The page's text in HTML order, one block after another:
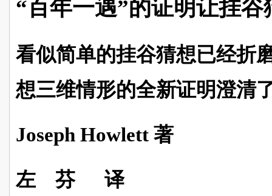
“百年一遇”的证明让挂
看似简单的挂谷猜想已经折
想三维情形的全新证明澄清
Joseph Howlett 著
左 芬 译